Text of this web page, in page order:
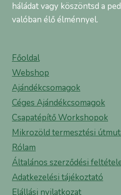
háládat vagy köszöntsd a
valóban élő élménnyel.
Főoldal
Webshop
Ajándékcsomagok
Céges Ajándékcsomagok
Csapatépítő Workshopok
Mikrozöld termesztési
Rólam
Általános szerződési
Adatkezelési tájékoztató
Elállási nyilatkozat